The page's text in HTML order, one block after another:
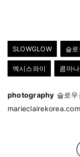
SLOWGLOW 슬
엑시스와이 콤마
photography 슬로우
marieclairekorea.com